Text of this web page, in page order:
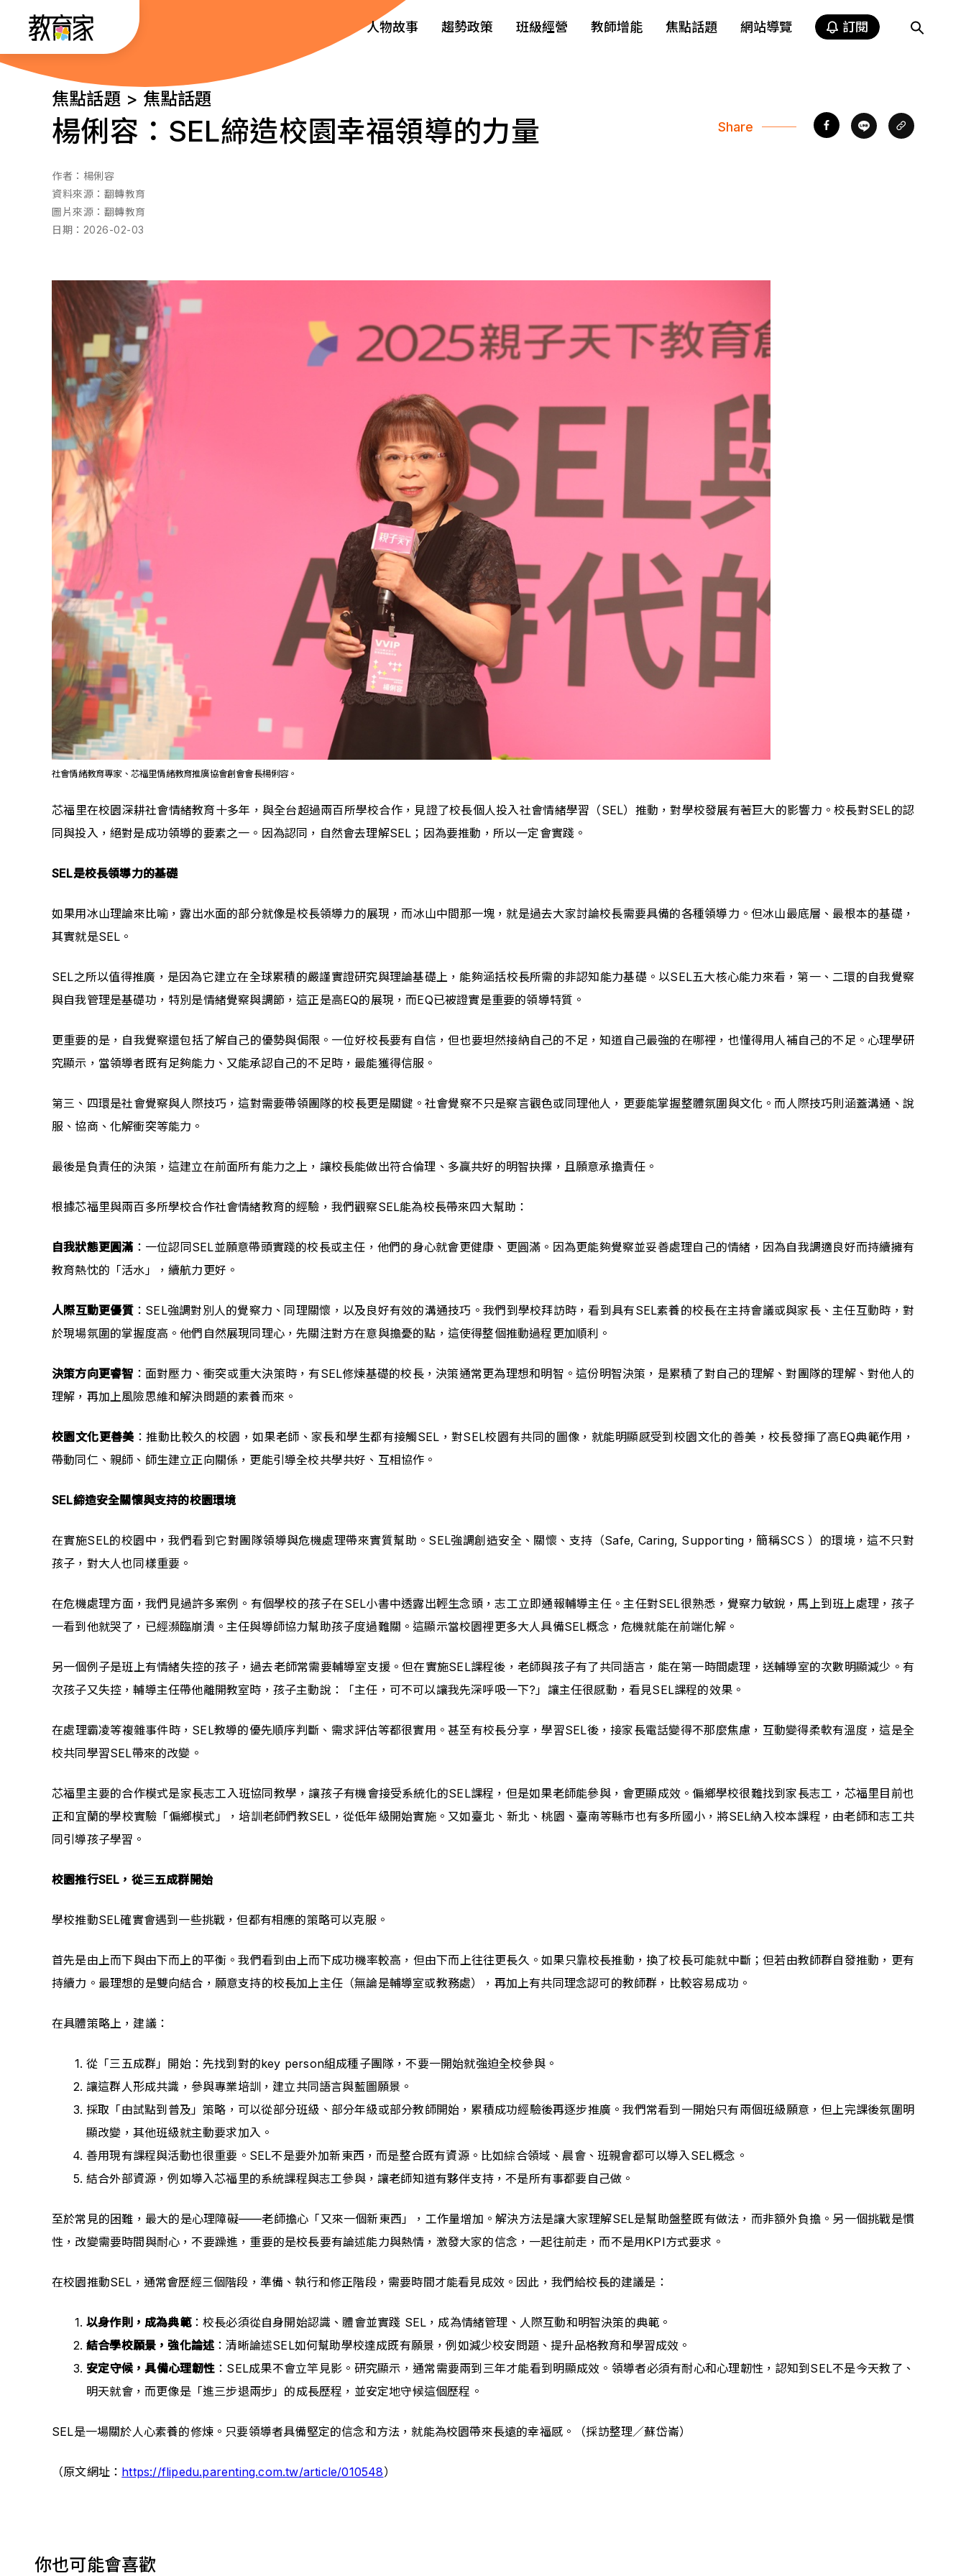
主
人物故事 趨勢政策 班級經營 教師增能 焦點話題 網站導覽 訂閱
焦點話題 > 焦點話題
楊俐容：SEL締造校園幸福領導的力量 Share
作者： 楊俐容
資料來源： 翻轉教育
圖片來源： 翻轉教育
日期： 2026-02-03
社會情緒教育專家、芯福里情緒教育推廣協會創會會長楊俐容。
芯福里在校園深耕社會情緒教育十多年，與全台超過兩百所學校合作，見證了校長個人投入社會情緒學習（SEL）推動，對學校發展有著巨大的影響力。校長對SEL的認
同與投入，絕對是成功領導的要素之一。因為認同，自然會去理解SEL；因為要推動，所以一定會實踐。
SEL是校長領導力的基礎
如果用冰山理論來比喻，露出水面的部分就像是校長領導力的展現，而冰山中間那一塊，就是過去大家討論校長需要具備的各種領導力。但冰山最底層、最根本的基礎，
其實就是SEL。
SEL之所以值得推廣，是因為它建立在全球累積的嚴謹實證研究與理論基礎上，能夠涵括校長所需的非認知能力基礎。以SEL五大核心能力來看，第一、二環的自我覺察
與自我管理是基礎功，特別是情緒覺察與調節，這正是高EQ的展現，而EQ已被證實是重要的領導特質。
更重要的是，自我覺察還包括了解自己的優勢與侷限。一位好校長要有自信，但也要坦然接納自己的不足，知道自己最強的在哪裡，也懂得用人補自己的不足。心理學研
究顯示，當領導者既有足夠能力、又能承認自己的不足時，最能獲得信服。
第三、四環是社會覺察與人際技巧，這對需要帶領團隊的校長更是關鍵。社會覺察不只是察言觀色或同理他人，更要能掌握整體氛圍與文化。而人際技巧則涵蓋溝通、說
服、協商、化解衝突等能力。
最後是負責任的決策，這建立在前面所有能力之上，讓校長能做出符合倫理、多贏共好的明智抉擇，且願意承擔責任。
根據芯福里與兩百多所學校合作社會情緒教育的經驗，我們觀察SEL能為校長帶來四大幫助：
自我狀態更圓滿 ：一位認同SEL並願意帶頭實踐的校長或主任，他們的身心就會更健康、更圓滿。因為更能夠覺察並妥善處理自己的情緒，因為自我調適良好而持續擁有
教育熱忱的「活水」，續航力更好。
人際互動更優質：SEL強調對別人的覺察力、同理關懷，以及良好有效的溝通技巧。我們到學校拜訪時，看到具有SEL素養的校長在主持會議或與家長、主任互動時，對
於現場氛圍的掌握度高。他們自然展現同理心，先關注對方在意與擔憂的點，這使得整個推動過程更加順利。
決策方向更睿智 ：面對壓力、衝突或重大決策時，有SEL修煉基礎的校長，決策通常更為理想和明智。這份明智決策，是累積了對自己的理解、對團隊的理解、對他人的
理解，再加上風險思維和解決問題的素養而來。
校園文化更善美 ：推動比較久的校園，如果老師、家長和學生都有接觸SEL，對SEL校園有共同的圖像，就能明顯感受到校園文化的善美，校長發揮了高EQ典範作用，
帶動同仁、親師、師生建立正向關係，更能引導全校共學共好、互相協作。
SEL締造安全關懷與支持的校園環境
在實施SEL的校園中，我們看到它對團隊領導與危機處理帶來實質幫助。SEL強調創造安全、關懷、支持（Safe, Caring, Supporting，簡稱SCS ）的環境，這不只對
孩子，對大人也同樣重要。
在危機處理方面，我們見過許多案例。有個學校的孩子在SEL小書中透露出輕生念頭，志工立即通報輔導主任。主任對SEL很熟悉，覺察力敏銳，馬上到班上處理，孩子
一看到他就哭了，已經瀕臨崩潰。主任與導師協力幫助孩子度過難關。這顯示當校園裡更多大人具備SEL概念，危機就能在前端化解。
另一個例子是班上有情緒失控的孩子，過去老師常需要輔導室支援。但在實施SEL課程後，老師與孩子有了共同語言，能在第一時間處理，送輔導室的次數明顯減少。有
次孩子又失控，輔導主任帶他離開教室時，孩子主動說：「主任，可不可以讓我先深呼吸一下?」讓主任很感動，看見SEL課程的效果。
在處理霸凌等複雜事件時，SEL教導的優先順序判斷、需求評估等都很實用。甚至有校長分享，學習SEL後，接家長電話變得不那麼焦慮，互動變得柔軟有溫度，這是全
校共同學習SEL帶來的改變。
芯福里主要的合作模式是家長志工入班協同教學，讓孩子有機會接受系統化的SEL課程，但是如果老師能參與，會更顯成效。偏鄉學校很難找到家長志工，芯福里目前也
正和宜蘭的學校實驗「偏鄉模式」，培訓老師們教SEL，從低年級開始實施。又如臺北、新北、桃園、臺南等縣市也有多所國小，將SEL納入校本課程，由老師和志工共
同引導孩子學習。
校園推行SEL，從三五成群開始
學校推動SEL確實會遇到一些挑戰，但都有相應的策略可以克服。
首先是由上而下與由下而上的平衡。我們看到由上而下成功機率較高，但由下而上往往更長久。如果只靠校長推動，換了校長可能就中斷；但若由教師群自發推動，更有
持續力。最理想的是雙向結合，願意支持的校長加上主任（無論是輔導室或教務處），再加上有共同理念認可的教師群，比較容易成功。
在具體策略上，建議：
從「三五成群」開始：先找到對的key person組成種子團隊，不要一開始就強迫全校參與。
讓這群人形成共識，參與專業培訓，建立共同語言與藍圖願景。
採取「由試點到普及」策略，可以從部分班級、部分年級或部分教師開始，累積成功經驗後再逐步推廣。我們常看到一開始只有兩個班級願意，但上完課後氛圍明
顯改變，其他班級就主動要求加入。
善用現有課程與活動也很重要。SEL不是要外加新東西，而是整合既有資源。比如綜合領域、晨會、班親會都可以導入SEL概念。
結合外部資源，例如導入芯福里的系統課程與志工參與，讓老師知道有夥伴支持，不是所有事都要自己做。
至於常見的困難，最大的是心理障礙——老師擔心「又來一個新東西」，工作量增加。解決方法是讓大家理解SEL是幫助盤整既有做法，而非額外負擔。另一個挑戰是慣
性，改變需要時間與耐心，不要躁進，重要的是校長要有論述能力與熱情，激發大家的信念，一起往前走，而不是用KPI方式要求。
在校園推動SEL，通常會歷經三個階段，準備、執行和修正階段，需要時間才能看見成效。因此，我們給校長的建議是：
以身作則，成為典範：校長必須從自身開始認識、體會並實踐 SEL，成為情緒管理、人際互動和明智決策的典範。
結合學校願景，強化論述 ：清晰論述SEL如何幫助學校達成既有願景，例如減少校安問題、提升品格教育和學習成效。
安定守候，具備心理韌性 ：SEL成果不會立竿見影。研究顯示，通常需要兩到三年才能看到明顯成效。領導者必須有耐心和心理韌性，認知到SEL不是今天教了、
明天就會，而更像是「進三步退兩步」的成長歷程，並安定地守候這個歷程。
SEL是一場關於人心素養的修煉。只要領導者具備堅定的信念和方法，就能為校園帶來長遠的幸福感。（採訪整理／蘇岱崙）
（原文網址： https://flipedu.parenting.com.tw/article/010548）
你也可能會喜歡